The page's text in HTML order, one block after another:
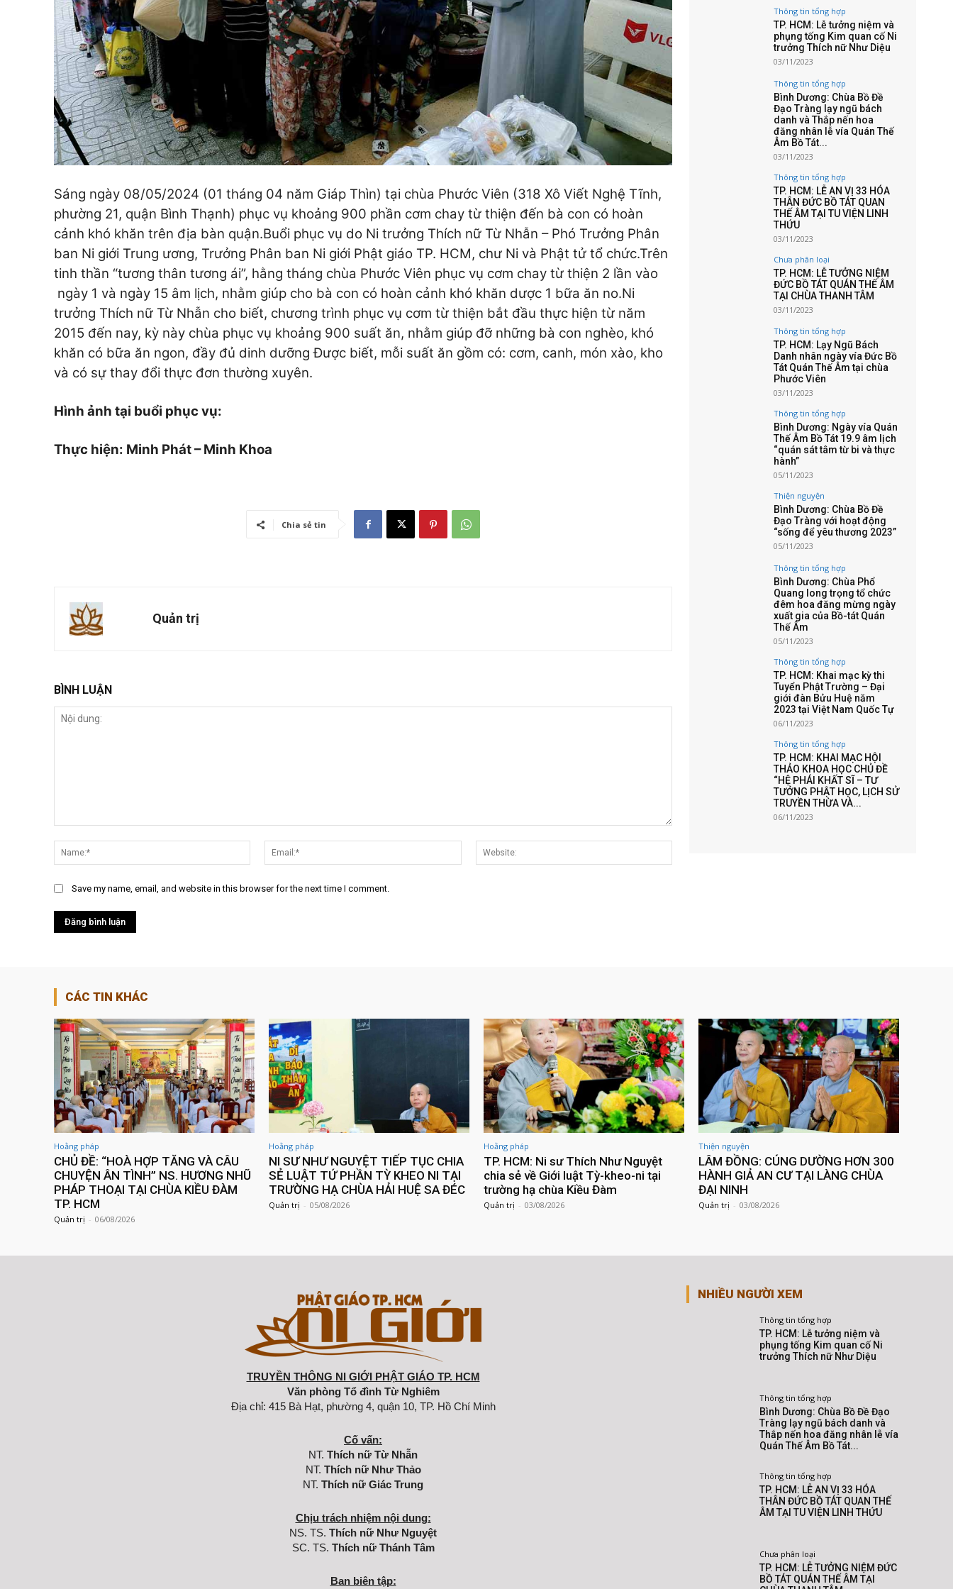
Sáng ngày 08/05/2024 (01 tháng 04 năm Giáp Thìn) tại chùa Phước Viên (318 Xô Viết Nghệ Tĩnh,
phường 21, quận Bình Thạnh) phục vụ khoảng 900 phần cơm chay từ thiện đến bà con có hoàn
cảnh khó khăn trên địa bàn quận.Buổi phục vụ do Ni trưởng Thích nữ Từ Nhẫn – Phó Trưởng Phân
ban Ni giới Trung ương, Trưởng Phân ban Ni giới Phật giáo TP. HCM, chư Ni và Phật tử tổ chức.Trên
tinh thần “tương thân tương ái”, hằng tháng chùa Phước Viên phục vụ cơm chay từ thiện 2 lần vào
ngày 1 và ngày 15 âm lịch, nhằm giúp cho bà con có hoàn cảnh khó khăn dược 1 bữa ăn no.Ni
trưởng Thích nữ Từ Nhẫn cho biết, chương trình phục vụ cơm từ thiện bắt đầu thực hiện từ năm
2015 đến nay, kỳ này chùa phục vụ khoảng 900 suất ăn, nhằm giúp đỡ những bà con nghèo, khó
khăn có bữa ăn ngon, đầy đủ dinh dưỡngĐược biết, mỗi suất ăn gồm có: cơm, canh, món xào, kho
và có sự thay đổi thực đơn thường xuyên.
Hình ảnh tại buổi phục vụ:
Thực hiện: Minh Phát – Minh Khoa
Chia sẻ tin
Quản trị
BÌNH LUẬN
dung:
Name:* Email:*
Save my name, email, and website in this browser for the next time I comment.
Thông tin tổng hợp
TP. HCM: Lễ tưởng niệm và
phụng tống Kim quan cố Ni
trưởng Thích nữ Như Diệu
03/11/2023
Thông tin tổng hợp
Bình Dương: Chùa Bồ Đề
Đạo Tràng lạy ngũ bách
danh và Thắp nến hoa
đăng nhân lễ vía Quán Thế
Âm Bồ Tát...
03/11/2023
Thông tin tổng hợp
TP. HCM: LỄ AN VỊ 33 HÓA
THÂN ĐỨC BỒ TÁT QUAN
THẾ ÂM TẠI TU VIỆN LINH
THỨU
03/11/2023
Chưa phân loại
TP. HCM: LỄ TƯỞNG NIỆM
ĐỨC BỒ TÁT QUÁN THẾ ÂM
TẠI CHÙA THANH TÂM
03/11/2023
Thông tin tổng hợp
TP. HCM: Lạy Ngũ Bách
Danh nhân ngày vía Đức Bồ
Tát Quán Thế Âm tại chùa
Phước Viên
03/11/2023
Thông tin tổng hợp
Bình Dương: Ngày vía Quán
Thế Âm Bồ Tát 19.9 âm lịch
“quán sát tâm từ bi và thực
hành”
05/11/2023
Thiện nguyện
Bình Dương: Chùa Bồ Đề
Đạo Tràng với hoạt động
“sống để yêu thương 2023”
05/11/2023
Thông tin tổng hợp
Bình Dương: Chùa Phổ
Quang long trọng tổ chức
đêm hoa đăng mừng ngày
xuất gia của Bồ-tát Quán
Thế Âm
05/11/2023
Thông tin tổng hợp
TP. HCM: Khai mạc kỳ thi
Tuyển Phật Trường – Đại
giới đàn Bửu Huệ năm
2023 tại Việt Nam Quốc Tự
06/11/2023
Thông tin tổng hợp
TP. HCM: KHAI MẠC HỘI
THẢO KHOA HỌC CHỦ ĐỀ
“HỆ PHÁI KHẤT SĨ – TƯ
TƯỞNG PHẬT HỌC, LỊCH SỬ
TRUYỀN THỪA VÀ...
06/11/2023
CÁC TIN KHÁC
Hoằng pháp
CHỦ ĐỀ: “HOÀ HỢP TĂNG VÀ CÂU
CHUYỆN ÂN TÌNH” NS. HƯƠNG NHŨ
PHÁP THOẠI TẠI CHÙA KIỀU ĐÀM
TP. HCM
Quản trị - 06/08/2026
Hoằng pháp
NI SƯ NHƯ NGUYỆT TIẾP TỤC CHIA
SẺ LUẬT TỨ PHẦN TỲ KHEO NI TẠI
TRƯỜNG HẠ CHÙA HẢI HUỆ SA ĐÉC
Quản trị - 05/08/2026
Hoằng pháp
TP. HCM: Ni sư Thích Như Nguyệt
chia sẻ về Giới luật Tỳ-kheo-ni tại
trường hạ chùa Kiều Đàm
Quản trị - 03/08/2026
Thiện nguyện
LÂM ĐỒNG: CÚNG DƯỜNG HƠN 300
HÀNH GIẢ AN CƯ TẠI LÀNG CHÙA
ĐẠI NINH
Quản trị - 03/08/2026
TRUYỀN THÔNG NI GIỚI PHẬT GIÁO TP. HCM
Văn phòng Tổ đình Từ Nghiêm
Địa chỉ: 415 Bà Hạt, phường 4, quận 10, TP. Hồ Chí Minh
Cố vấn:
NT. Thích nữ Từ Nhẫn
NT. Thích nữ Như Thảo
NT. Thích nữ Giác Trung
Chịu trách nhiệm nội dung:
NS. TS. Thích nữ Như Nguyệt
SC. TS. Thích nữ Thánh Tâm
Ban biên tập:
NHIỀU NGƯỜI XEM
Thông tin tổng hợp
TP. HCM: Lễ tưởng niệm và
phụng tống Kim quan cố Ni
trưởng Thích nữ Như Diệu
Thông tin tổng hợp
Bình Dương: Chùa Bồ Đề Đạo
Tràng lạy ngũ bách danh và
Thắp nến hoa đăng nhân lễ vía
Quán Thế Âm Bồ Tát...
Thông tin tổng hợp
TP. HCM: LỄ AN VỊ 33 HÓA
THÂN ĐỨC BỒ TÁT QUAN THẾ
ÂM TẠI TU VIỆN LINH THỨU
Chưa phân loại
TP. HCM: LỄ TƯỞNG NIỆM ĐỨC
BỒ TÁT QUÁN THẾ ÂM TẠI